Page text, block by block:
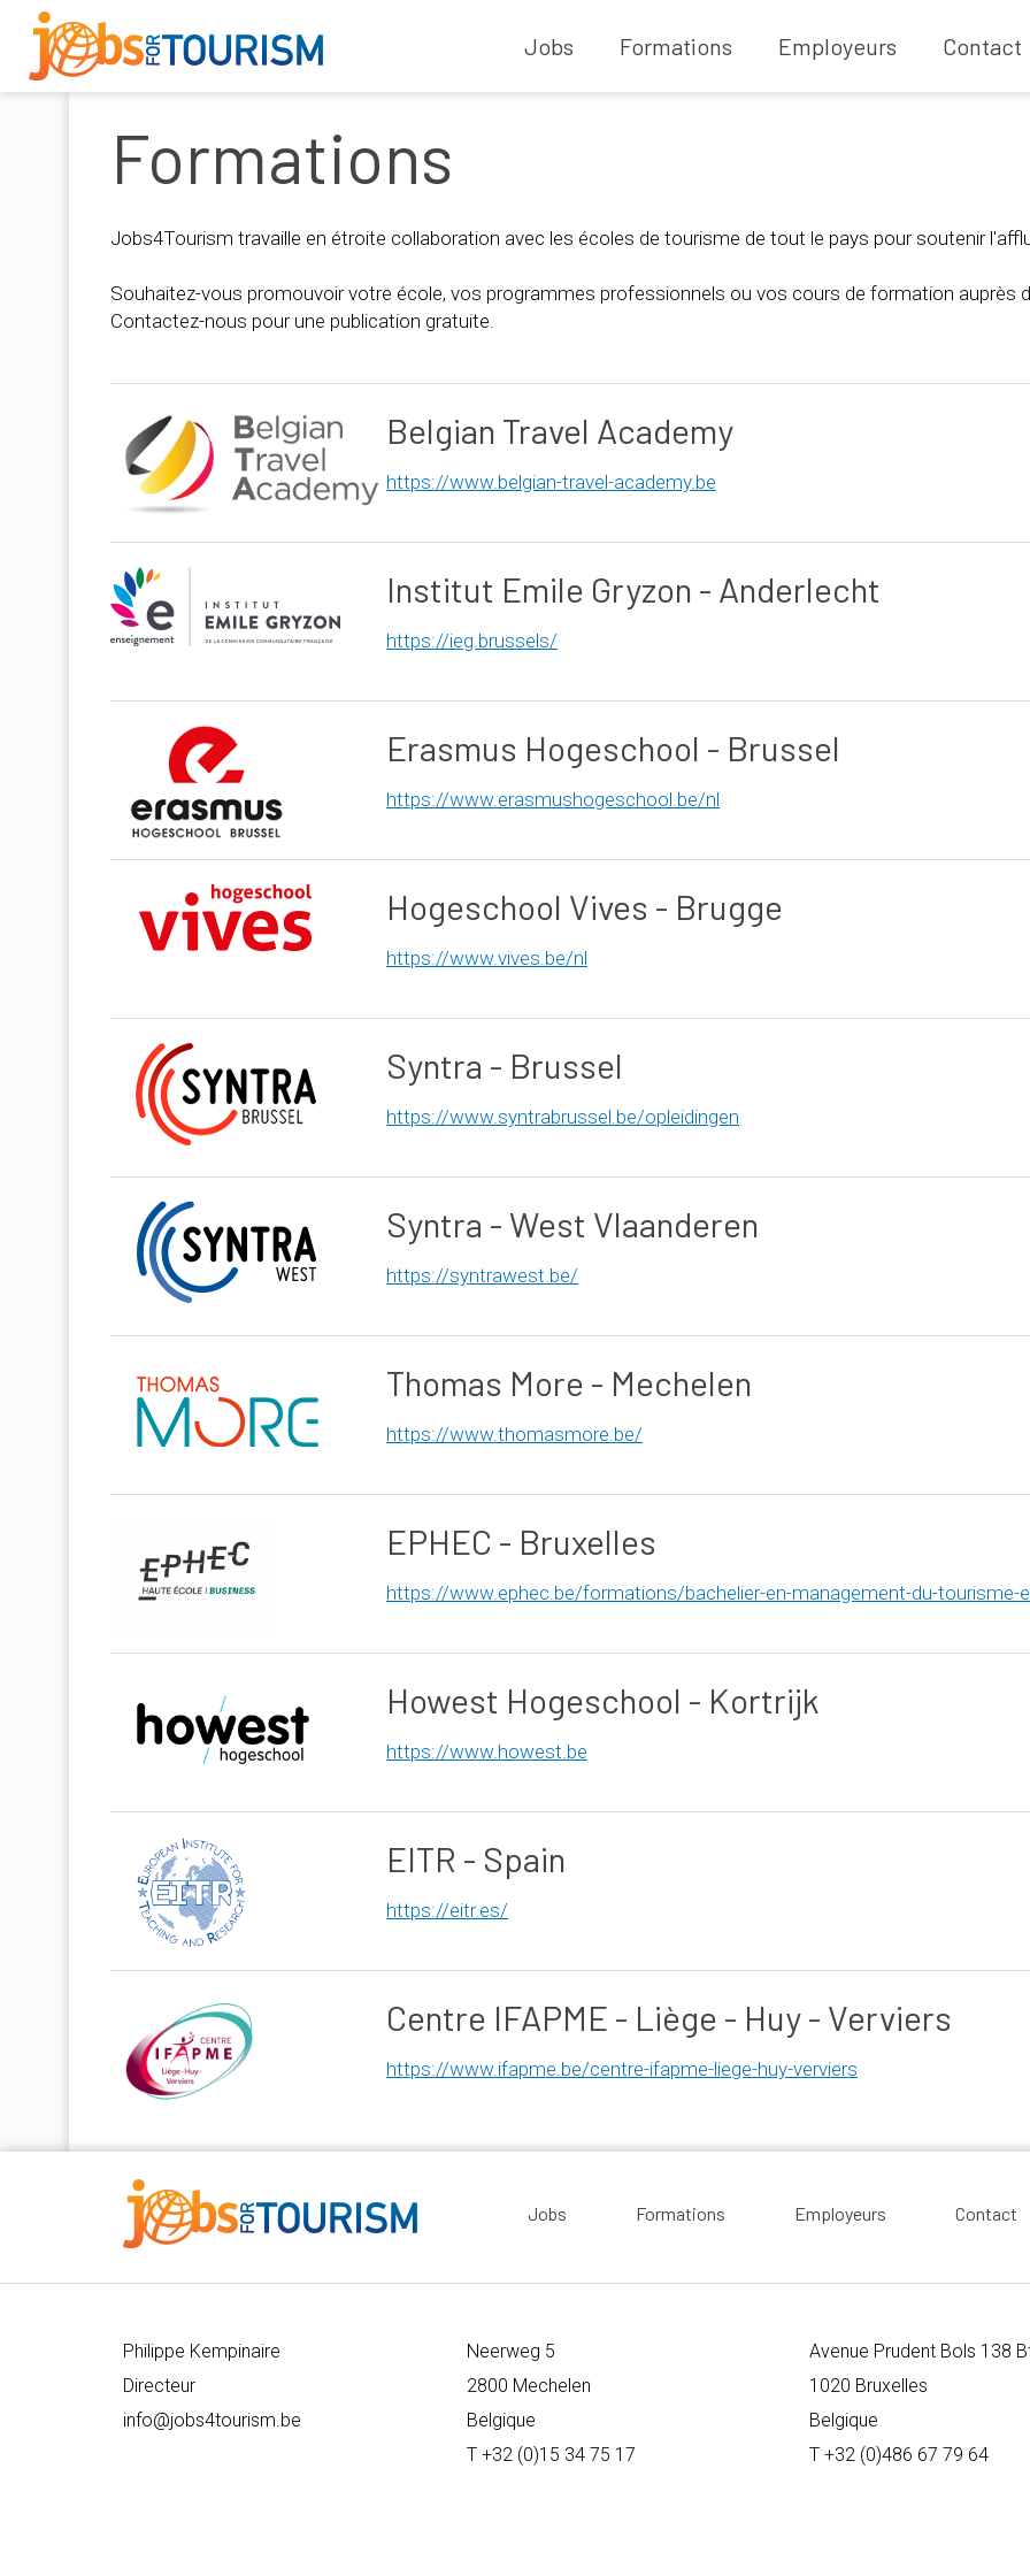
Jobs Formations Employeurs Contact
Formations
Jobs4Tourism travaille en étroite collaboration avec les écoles de tourisme de tout le pays pour soutenir
Souhaitez-vous promouvoir votre école, vos programmes professionnels ou vos cours de formation auprès
Contactez-nous pour une publication gratuite.
Belgian Travel Academy
https://www.belgian-travel-academy.be
Institut Emile Gryzon - Anderlecht
https://ieg.brussels/
Erasmus Hogeschool - Brussel
https://www.erasmushogeschool.be/nl
Hogeschool Vives - Brugge
https://www.vives.be/nl
Syntra - Brussel
https://www.syntrabrussel.be/opleidingen
Syntra - West Vlaanderen
https://syntrawest.be/
Thomas More - Mechelen
https://www.thomasmore.be/
EPHEC - Bruxelles
https://www.ephec.be/formations/bachelier-en-management-du-tourisme-
Howest Hogeschool - Kortrijk
https://www.howest.be
EITR - Spain
https://eitr.es/
Centre IFAPME - Liège - Huy - Verviers
https://www.ifapme.be/centre-ifapme-liege-huy-verviers
Jobs Formations Employeurs Contact
Philippe Kempinaire
Directeur
info@jobs4tourism.be
Neerweg 5
2800 Mechelen
Belgique
T +32 (0)15 34 75 17
Avenue Prudent Bols 138
1020 Bruxelles
Belgique
T +32 (0)486 67 79 64